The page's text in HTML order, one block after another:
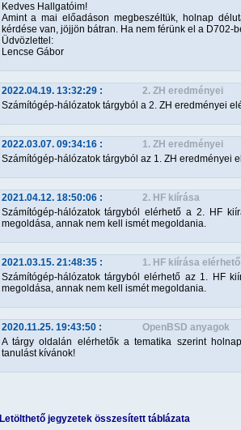
Kedves Hallgatóim!
Amint a mai előadáson megbeszéltük, holnap
kérdése van, jöjjön bátran. Ha nem férünk el a D702-
Üdvözlettel:
Lencse Gábor
2022.04.19. 13:32:29:
2. ZH eredményei
Számítógép-hálózatok tárgyból a 2. ZH eredményei
2022.03.07. 09:34:16:
1. ZH eredményei
Számítógép-hálózatok tárgyból az 1. ZH eredményei
2021.04.12. 18:50:06:
2. HF kiírása
Számítógép-hálózatok tárgyból elérhető a 2. HF
megoldása, annak nem kell ismét megoldania.
2021.03.15. 21:48:35:
1. HF kiírása elérhető
Számítógép-hálózatok tárgyból elérhető az 1. HF
megoldása, annak nem kell ismét megoldania.
2020.11.25. 19:43:50:
OpenBSD anyagok
A tárgy oldalán elérhetők a tematika szerint
tanulást kívánok!
Letölthető jegyzetek összesített táblázata